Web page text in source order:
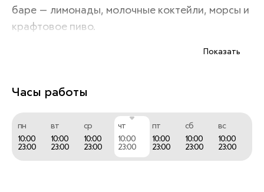
баре — лимонады, молочные коктейли, морсы и
крафтовое пиво.
Показать
Часы работы
пн
10:00
23:00
вт
10:00
23:00
ср
10:00
23:00
чт
10:00
23:00
пт
10:00
23:00
сб
10:00
23:00
вс
10:00
23:00